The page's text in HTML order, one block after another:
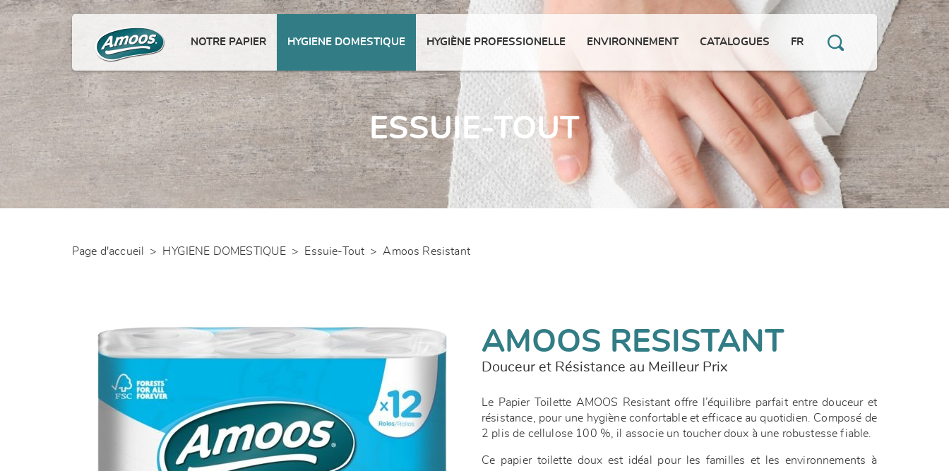
NOTRE PAPIER HYGIENE DOMESTIQUE HYGIÈNE PROFESSIONELLE ENVIRONNEMENT CATALOGUES FR
ESSUIE-TOUT
Page d'accueil > HYGIENE DOMESTIQUE > Essuie-Tout > Amoos Resistant
AMOOS RESISTANT
Douceur et Résistance au Meilleur Prix
Le Papier Toilette AMOOS Resistant offre l’équilibre parfait entre douceur et
résistance, pour une hygiène confortable et efficace au quotidien. Composé de
2 plis de cellulose 100 %, il associe un toucher doux à une robustesse fiable.
Ce papier toilette doux est idéal pour les familles et les environnements à